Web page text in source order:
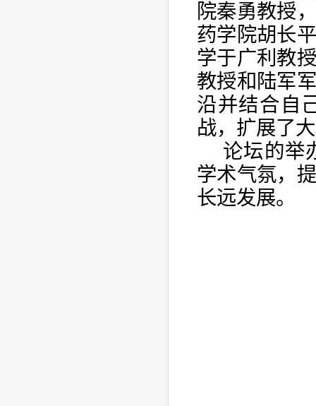
院秦勇教授
药学院胡长
学于广利教
教授和陆军
沿并结合自
战，扩展了
论坛的举
学术气氛，
长远发展。